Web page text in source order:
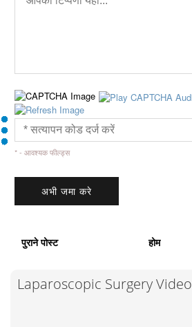
* - आवश्यक फील्ड्स
पुराने पोस्ट होम
Laparoscopic Surgery Video